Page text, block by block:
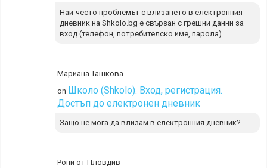
Най-често проблемът с влизането в електронния
дневник на Shkolo.bg е свързан с грешни данни за
вход (телефон, потребителско име, парола)
Мариана Ташкова
on Школо (Shkolo). Вход, регистрация.
Достъп до електронен дневник
Защо не мога да влизам в електронния дневник?
Рони от Пловдив